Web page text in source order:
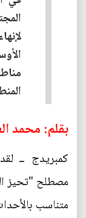
بقلم: محمد
كمبريدج ــ
مصطلح "تحيز
متناسب